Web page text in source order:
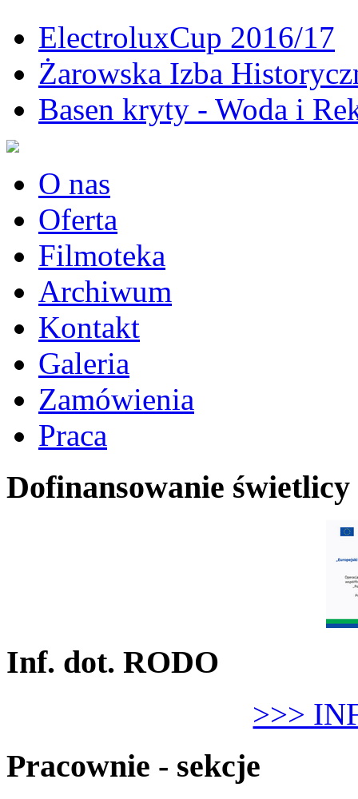
ElectroluxCup 2016/17
Żarowska Izba
Basen kryty - Woda i
O nas
Oferta
Filmoteka
Archiwum
Kontakt
Galeria
Zamówienia
Praca
Dofinansowanie świetlicy
Inf. dot. RODO
>>>
Pracownie - sekcje